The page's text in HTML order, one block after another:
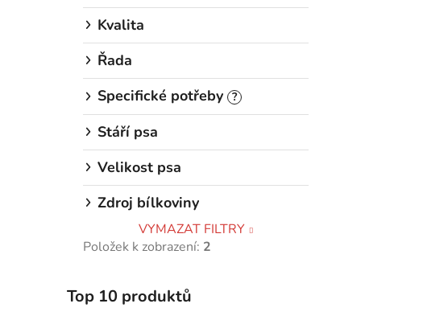
Kvalita
Řada
Specifické potřeby ?
Stáří psa
Velikost psa
Zdroj bílkoviny
VYMAZAT FILTRY
Položek k zobrazení: 2
Top 10 produktů